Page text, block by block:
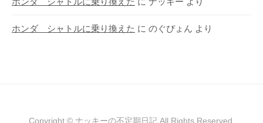
ホンダ シャトルに乗り換えた に のぐぴょん より
Copyright © ナッキーの不定期日記 All Rights Reserved.